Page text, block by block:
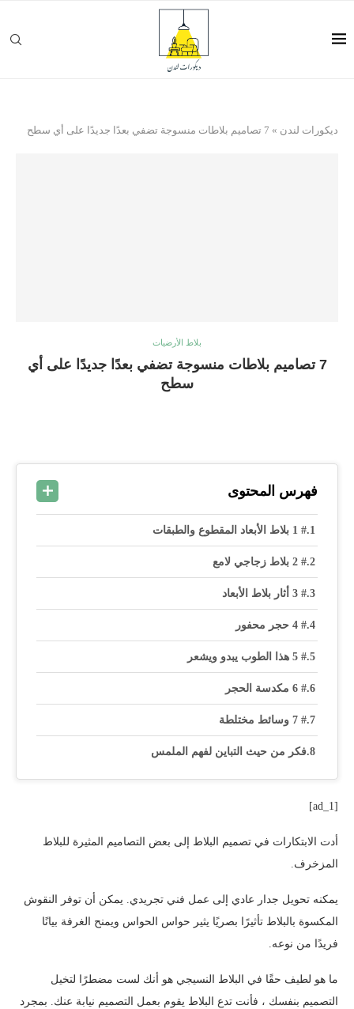
ديكورات لندن » 7 تصاميم بلاطات منسوجة تضفي بعدًا جديدًا على أي سطح
بلاط الأرضيات
7 تصاميم بلاطات منسوجة تضفي بعدًا جديدًا على أي
سطح
فهرس المحتوى
# 1 بلاط الأبعاد المقطوع والطبقات
# 2 بلاط زجاجي لامع
# 3 أثار بلاط الأبعاد
# 4 حجر محفور
# 5 هذا الطوب يبدو ويشعر
# 6 مكدسة الحجر
# 7 وسائط مختلطة
فكر من حيث التباين لفهم الملمس
[ad_1]
أدت الابتكارات في تصميم البلاط إلى بعض التصاميم المثيرة للبلاط
المزخرف.
يمكنه تحويل جدار عادي إلى عمل فني تجريدي. يمكن أن توفر النقوش
المكسوة بالبلاط تأثيرًا بصريًا يثير حواس الحواس ويمنح الغرفة بيانًا
فريدًا من نوعه.
ما هو لطيف حقًا في البلاط النسيجي هو أنك لست مضطرًا لتخيل
التصميم بنفسك ، فأنت تدع البلاط يقوم بعمل التصميم نيابة عنك. بمجرد